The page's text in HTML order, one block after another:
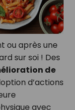
ou après une
sur soi ! Des
de
d’actions
avec